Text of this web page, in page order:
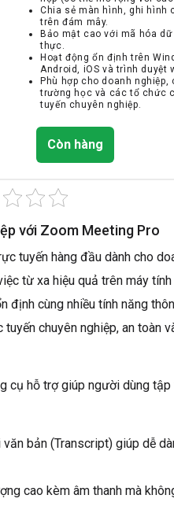
Chia sẻ màn hình, ghi hình
trên đám mây.
Bảo mật cao với mã hóa
thực.
Hoạt động ổn định trên
Android, iOS và trình duyệt
Phù hợp cho doanh nghiệp,
trường học và các tổ chức
tuyến chuyên nghiệp.
Còn hàng
với Zoom Meeting Pro
tuyến hàng đầu dành cho
từ xa hiệu quả trên máy
định cùng nhiều tính năng
chuyên nghiệp, an toàn
cụ hỗ trợ giúp người dùng tập
bản (Transcript) giúp dễ
cao kèm âm thanh mà